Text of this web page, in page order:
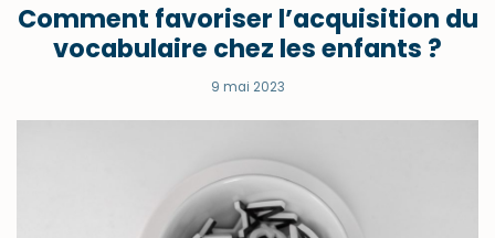
Comment favoriser l’acquisition du
vocabulaire chez les enfants ?
9 mai 2023